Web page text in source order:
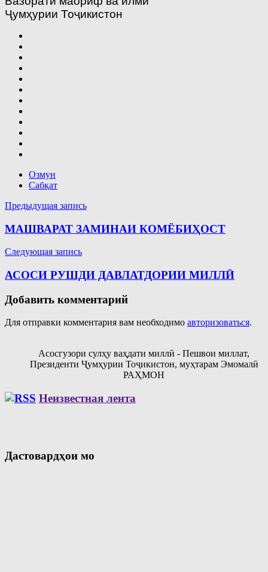
Ҷумҳурии Тоҷикистон
Озмун
Сабқат
Навигация
по
Предыдущая запись
МАШВАРАТ ЗАМИНАИ КОМЁБИҲОСТ
Следующая запись
АСОСИ РУШДИ ДАВЛАТДОРИИ МИЛЛӢ
Добавить комментарий
Для отправки комментария вам необходимо авторизоваться.
Асосгузори сулҳу ваҳдати миллӣ - Пешвои миллат,
Президенти Ҷумҳурии Тоҷикистон, муҳтарам Эмомалӣ
РАҲМОН
Неизвестная лента
Дастовардҳои мо